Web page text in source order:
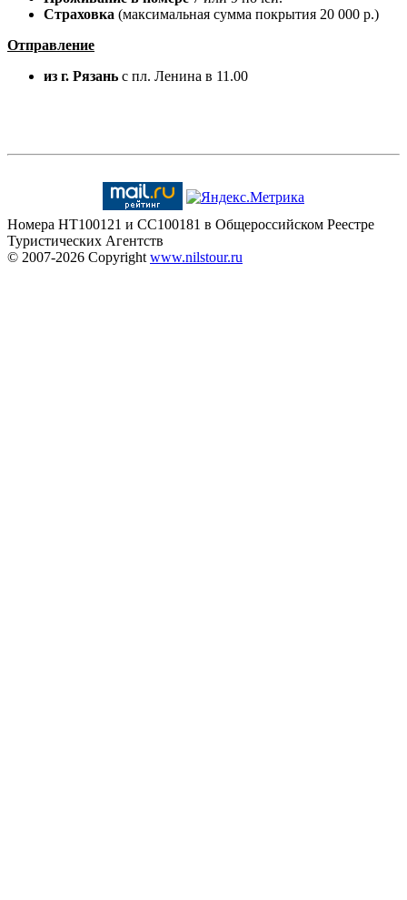
Страховка (максимальная сумма покрытия 20 000 р.)
Отправление
из г. Рязань с пл. Ленина в 11.00
Номера HT100121 и CC100181 в Общероссийском Реестре
Туристических Агентств
© 2007-2026 Copyright www.nilstour.ru